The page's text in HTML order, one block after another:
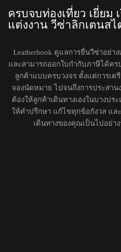
ครบจบท่องเที่ยว เยี่ยม
แต่งงาน วีซ่าลิกเตนส
Leatherbook ดูแลการยื่นวีซ่าอย่า
และสามารถออกใบกำกับภาษีได้ค
ลูกค้าแบบครบวงจร ตั้งแต่การเต
จองนัดหมาย ไปจนถึงการประสา
ต้องให้ลูกค้าเดินทางเองในบางป
ให้คำปรึกษา แก้ไขทุกข้อกังวล แล
เดินทางของคุณเป็นไปอย่า